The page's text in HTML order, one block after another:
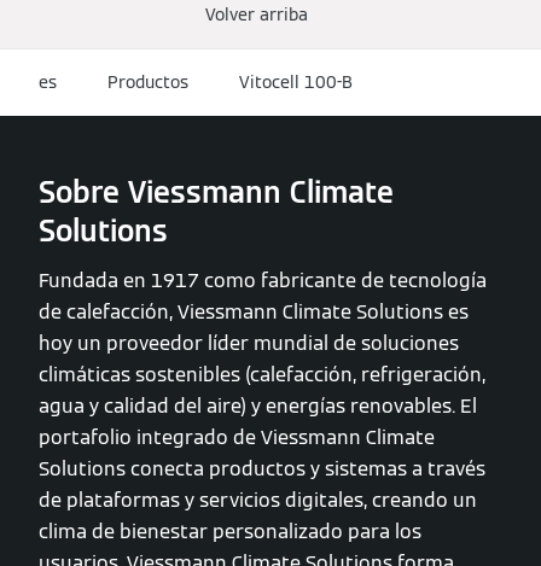
Volver arriba
es Productos Vitocell 100-B
Sobre Viessmann Climate
Solutions
Fundada en 1917 como fabricante de tecnología
de calefacción, Viessmann Climate Solutions es
hoy un proveedor líder mundial de soluciones
climáticas sostenibles (calefacción, refrigeración,
agua y calidad del aire) y energías renovables. El
portafolio integrado de Viessmann Climate
Solutions conecta productos y sistemas a través
de plataformas y servicios digitales, creando un
clima de bienestar personalizado para los